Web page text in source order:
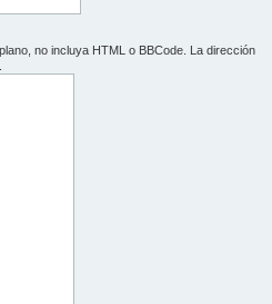
no incluya HTML o BBCode. La dirección